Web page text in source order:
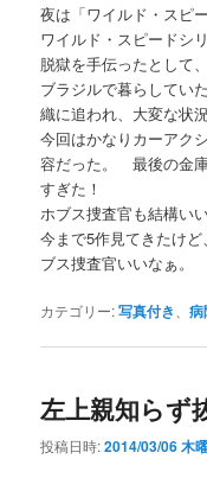
夜は「ワイルド・スピ
ワイルド・スピードシ
脱獄を手伝ったとして
ブラジルで暮らしてい
織に追われ、大変な状
今回はかなりカーアク
容だった。 最後の金
すぎた！
ホブス捜査官も結構い
今まで5作見てきたけ
ブス捜査官いいなぁ。
カテゴリー:写真付き 、病
左上親知らず
投稿日時:2014/03/06 木